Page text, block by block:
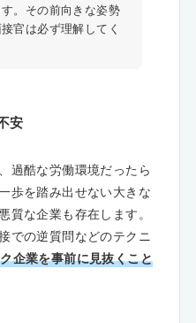
。その前向きな姿勢
官は必ず理解してく
安
過酷な労働環境だったら
歩を踏み出せない大きな
質な企業も存在します。
での逆質問などのテクニ
企業を事前に見抜くこと